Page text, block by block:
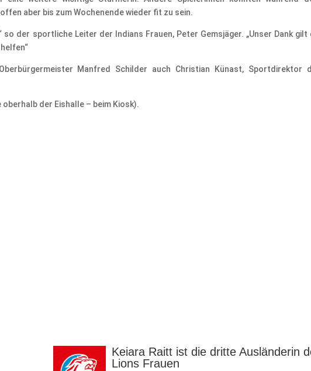
aber bis zum Wochenende wieder fit zu sein.
der sportliche Leiter der Indians Frauen, Peter Gemsjäger. „Unser Dank gilt
Manfred Schilder auch Christian Künast, Sportdirektor
der Eishalle – beim Kiosk).
Keiara Raitt ist die dritte Ausländerin
Lions Frauen